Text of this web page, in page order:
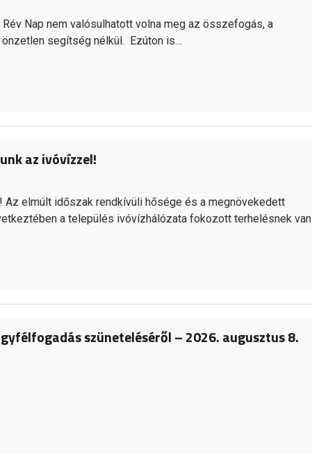
Nap nem valósulhatott volna meg az összefogás, a
segítség nélkül. Ezúton is…
az ivóvízzel!
elmúlt időszak rendkívüli hősége és a megnövekedett
a település ivóvízhálózata fokozott terhelésnek van
szüneteléséről – 2026. augusztus 8.